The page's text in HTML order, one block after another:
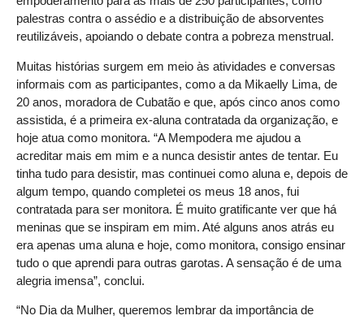
palestras contra o assédio e a distribuição de absorventes
reutilizáveis, apoiando o debate contra a pobreza menstrual.
Muitas histórias surgem em meio às atividades e conversas
informais com as participantes, como a da Mikaelly Lima, de
20 anos, moradora de Cubatão e que, após cinco anos como
assistida, é a primeira ex-aluna contratada da organização, e
hoje atua como monitora. “A Mempodera me ajudou a
acreditar mais em mim e a nunca desistir antes de tentar. Eu
tinha tudo para desistir, mas continuei como aluna e, depois de
algum tempo, quando completei os meus 18 anos, fui
contratada para ser monitora. É muito gratificante ver que há
meninas que se inspiram em mim. Até alguns anos atrás eu
era apenas uma aluna e hoje, como monitora, consigo ensinar
tudo o que aprendi para outras garotas. A sensação é de uma
alegria imensa”, conclui.
“No Dia da Mulher, queremos lembrar da importância de